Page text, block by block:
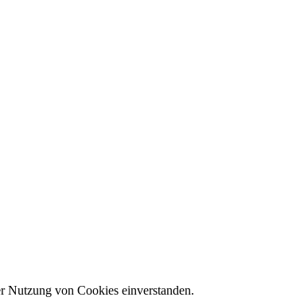
Nutzung von Cookies einverstanden.